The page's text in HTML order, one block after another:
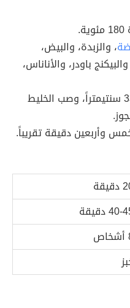
، والزبدة، والبيض،
باودر، والأناناس،
دهن صينية فرن مقاس 33x23 سنتيمتراً، وصب الخليط
وأربعين دقيقة تقريباً.
دقيقة